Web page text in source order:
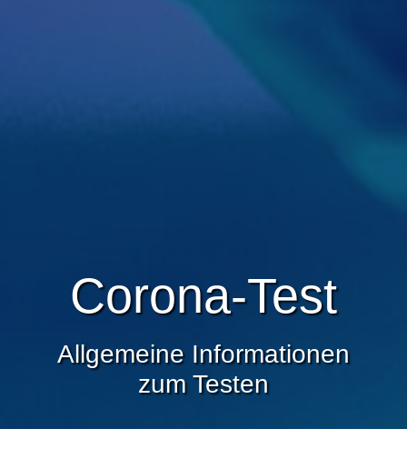
Corona-Test
Allgemeine Informationen
zum Testen